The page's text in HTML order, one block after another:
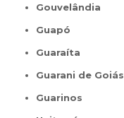
Gouvelândia
Guapó
Guaraíta
Guarani de Goiás
Guarinos